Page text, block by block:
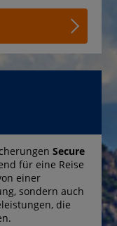
Secure
für eine Reise
einer
sondern auch
die